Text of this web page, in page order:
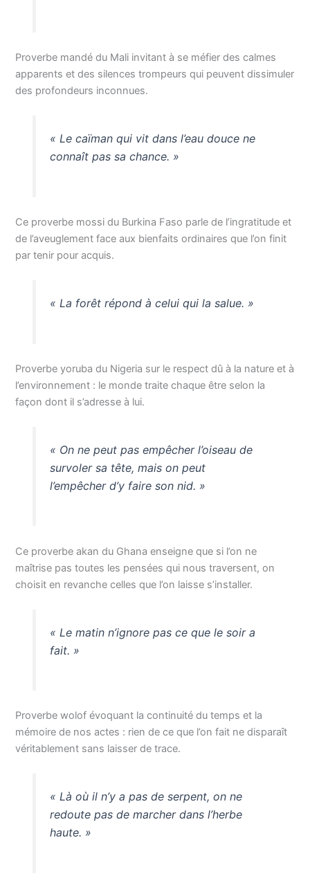
Proverbe mandé du Mali invitant à se méfier des calmes
apparents et des silences trompeurs qui peuvent dissimuler
des profondeurs inconnues.
« Le caïman qui vit dans l’eau douce ne
connaît pas sa chance. »
Ce proverbe mossi du Burkina Faso parle de l’ingratitude et
de l’aveuglement face aux bienfaits ordinaires que l’on finit
par tenir pour acquis.
« La forêt répond à celui qui la salue. »
Proverbe yoruba du Nigeria sur le respect dû à la nature et à
l’environnement : le monde traite chaque être selon la
façon dont il s’adresse à lui.
« On ne peut pas empêcher l’oiseau de
survoler sa tête, mais on peut
l’empêcher d’y faire son nid. »
Ce proverbe akan du Ghana enseigne que si l’on ne
maîtrise pas toutes les pensées qui nous traversent, on
choisit en revanche celles que l’on laisse s’installer.
« Le matin n’ignore pas ce que le soir a
fait. »
Proverbe wolof évoquant la continuité du temps et la
mémoire de nos actes : rien de ce que l’on fait ne disparaît
véritablement sans laisser de trace.
« Là où il n’y a pas de serpent, on ne
redoute pas de marcher dans l’herbe
haute. »